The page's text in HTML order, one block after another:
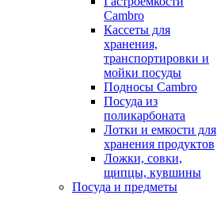
Cambro
Кассеты для
хранения,
транспортировки и
мойки посуды
Подносы Cambro
Посуда из
поликарбоната
Лотки и емкости для
хранения продуктов
Ложки, совки,
щипцы, кувшины
Посуда и предметы